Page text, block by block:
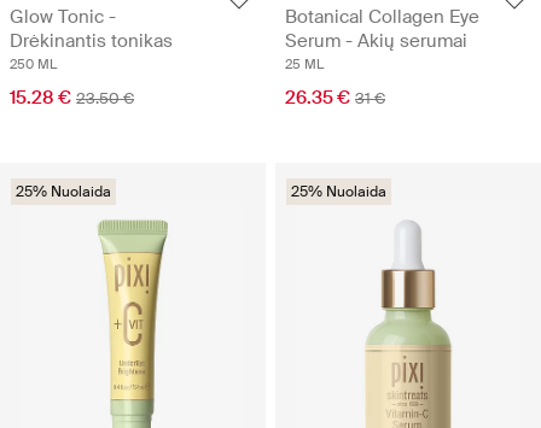
Glow Tonic -
Drėkinantis tonikas
250 ML
15.28 € 23.50 €
Botanical Collagen Eye
Serum - Akių serumai
25 ML
26.35 € 31 €
25% Nuolaida 25% Nuolaida